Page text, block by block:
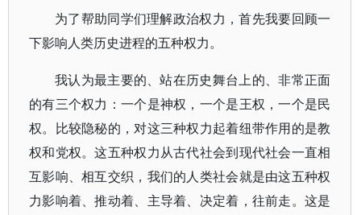
为了帮助同学们理解政治权力，首先我要回顾一
下影响人类历史进程的五种权力。
我认为最主要的、站在历史舞台上的、非常正面
的有三个权力：一个是神权，一个是王权，一个是民
权。比较隐秘的，对这三种权力起着纽带作用的是教
权和党权。这五种权力从古代社会到现代社会一直相
互影响、相互交织，我们的人类社会就是由这五种权
力影响着、推动着、主导着、决定着，往前走。这是